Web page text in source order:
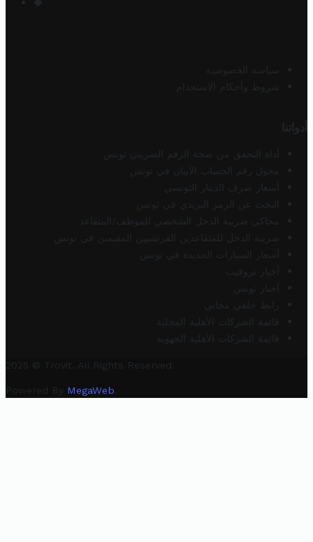
سياسة الخصوصية
شروط وأحكام الاستخدام
أدواتنا
أداة التحقق من صحة الرقم الضريبي تونس
محول رقم الحساب الآيبان في تونس
أسعار صرف الدينار التونسي
البحث عن الرمز البريدي في تونس
محاكي ضريبة الدخل الشخصي للموظف/المتقاعد
ضريبة الدخل للمتقاعدين الفرنسيين المقيمين في تونس
أسعار السيارات الجديدة في تونس
أخبار تروفيت
أخبار تونس
رابط خلفي مجاني
قائمة الشركات الأهلية المحلية
قائمة الشركات الأهلية الجهوية
2025 © Trovit. All Rights Reserved.
Powered By MegaWeb